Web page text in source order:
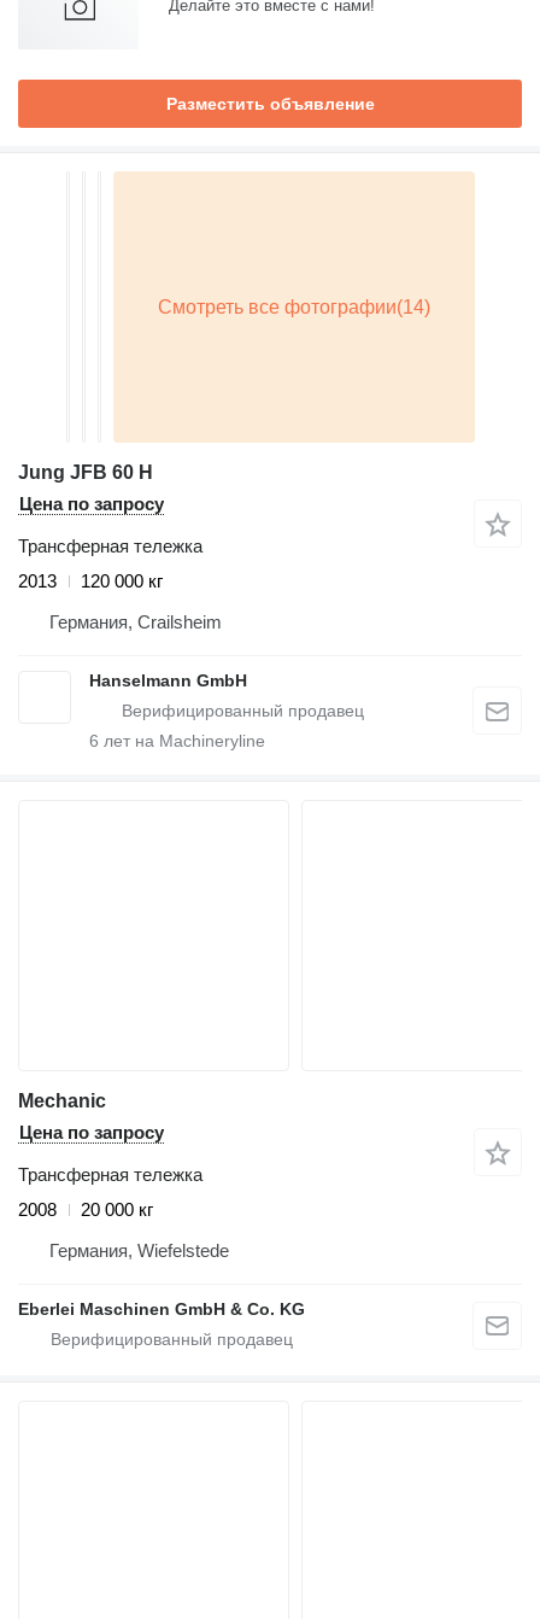
Делайте это вместе с нами!
Разместить объявление
Jung JFB 60 H
Цена по запросу
Трансферная тележка
2013
120 000 кг
Германия, Crailsheim
Hanselmann GmbH
6 лет на Machineryline
Mechanic
Цена по запросу
Трансферная тележка
2008
20 000 кг
Германия, Wiefelstede
Eberlei Maschinen GmbH & Co. KG